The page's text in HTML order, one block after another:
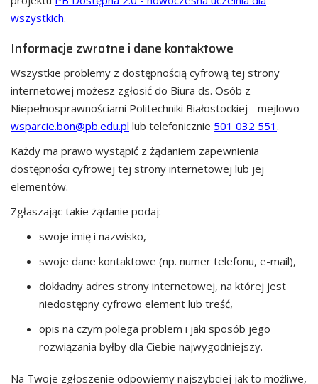
wszystkich.
Informacje zwrotne i dane kontaktowe
Wszystkie problemy z dostępnością cyfrową tej strony
internetowej możesz zgłosić do Biura ds. Osób z
Niepełnosprawnościami Politechniki Białostockiej - mejlowo
wsparcie.bon@pb.edu.pl lub telefonicznie 501 032 551 .
Każdy ma prawo wystąpić z żądaniem zapewnienia
dostępności cyfrowej tej strony internetowej lub jej
elementów.
Zgłaszając takie żądanie podaj:
swoje imię i nazwisko,
swoje dane kontaktowe (np. numer telefonu, e-mail),
dokładny adres strony internetowej, na której jest
niedostępny cyfrowo element lub treść,
opis na czym polega problem i jaki sposób jego
rozwiązania byłby dla Ciebie najwygodniejszy.
Na Twoje zgłoszenie odpowiemy najszybciej jak to możliwe,